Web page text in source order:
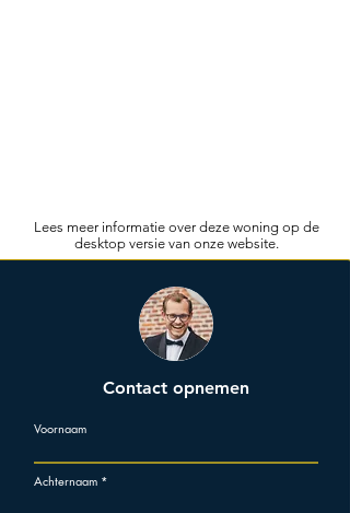
Lees meer informatie over deze woning op de
desktop versie van onze website.
Contact opnemen
Voornaam
Achternaam